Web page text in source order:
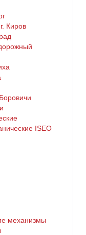
Киров
ISEO
механизмы